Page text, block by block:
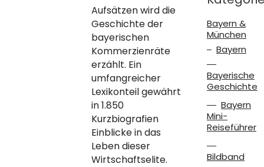
Aufsätzen wird die
Geschichte der
bayerischen
Kommerzienräte
erzählt. Ein
umfangreicher
Lexikonteil gewährt
in 1.850
Kurzbiografien
Einblicke in das
Leben dieser
Wirtschaftselite.
Bayern &
München
Bayern
Bayerische
Geschichte
Bayern
Mini-
Reiseführer
Bildband